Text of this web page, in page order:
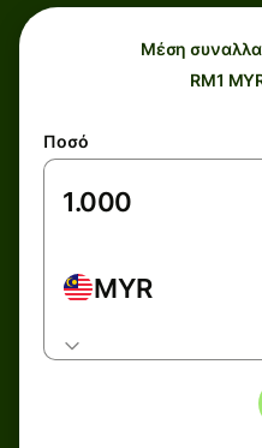
Μέση
RM1
Ποσό
MYR